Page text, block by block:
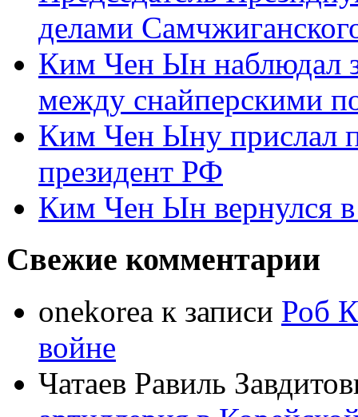
делами
Ким Чен Ын наблюдал
между снайперскими
Ким Чен Ыну прислал
президент РФ
Ким Чен Ын вернулся
Свежие комментарии
onekorea к записи Роб
войне
Чатаев Равиль